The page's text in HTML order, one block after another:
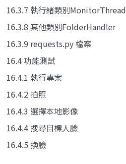
16.3.7 執行緒類別MonitorThread
16.3.8 其他類別FolderHandler
16.3.9 requests.py 檔案
16.4 功能測試
16.4.1 執行專案
16.4.2 拍照
16.4.3 選擇本地影像
16.4.4 搜尋目標人臉
16.4.5 換臉